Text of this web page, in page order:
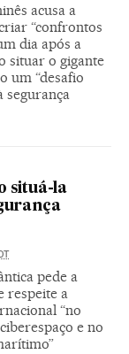
acusa a
“confrontos
dia após a
situar o gigante
um “desafio
segurança
situá-la
pede a
respeite a
“no
e no